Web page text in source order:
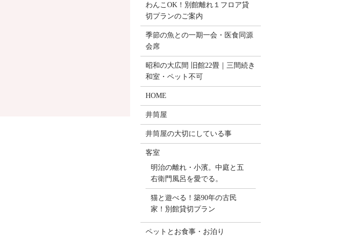
わんこOK！別館離れ１フロア貸
切プランのご案内
季節の魚との一期一会・医食同源
会席
昭和の大広間 旧館22畳｜三間続き
和室・ペット不可
HOME
井筒屋
井筒屋の大切にしている事
客室
明治の離れ・小濱。中庭と五
右衛門風呂を愛でる。
猫と遊べる！築90年の古民
家！別館貸切プラン
ペットとお食事・お泊り